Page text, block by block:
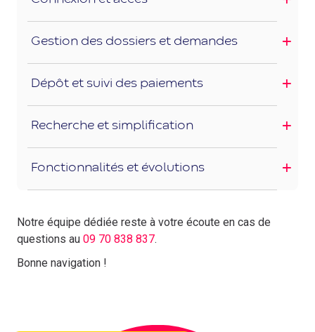
Gestion des dossiers et demandes
Dépôt et suivi des paiements
Recherche et simplification
Fonctionnalités et évolutions
Notre équipe dédiée reste à votre écoute en cas de
questions au 09 70 838 837.
Bonne navigation !